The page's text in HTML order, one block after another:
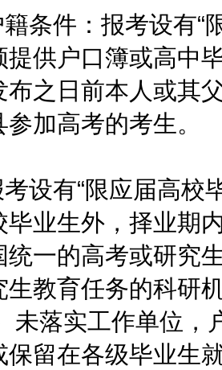
件：报考设有“限
提供户口簿或高中
布之日前本人或其
加高考的考生。
有“限应届高校
毕业生外，择业期
统一的高考或研究
生教育任务的科研
未落实工作单位，
保留在各级毕业生